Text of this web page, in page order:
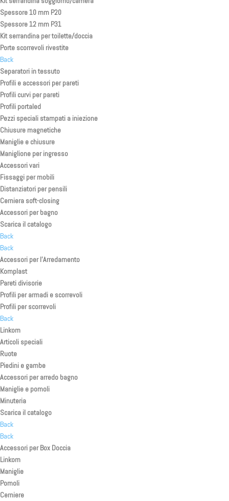
Spessore 10 mm P20
Spessore 12 mm P31
Kit serrandina per toilette/doccia
Porte scorrevoli rivestite
Back
Separatori in tessuto
Profili e accessori per pareti
Profili curvi per pareti
Profili portaled
Pezzi speciali stampati a iniezione
Chiusure magnetiche
Maniglie e chiusure
Maniglione per ingresso
Accessori vari
Fissaggi per mobili
Distanziatori per pensili
Cerniera soft-closing
Accessori per bagno
Scarica il catalogo
Back
Back
Accessori per l’Arredamento
Komplast
Pareti divisorie
Profili per armadi e scorrevoli
Profili per scorrevoli
Back
Linkom
Articoli speciali
Ruote
Piedini e gambe
Accessori per arredo bagno
Maniglie e pomoli
Minuteria
Scarica il catalogo
Back
Back
Accessori per Box Doccia
Linkom
Maniglie
Pomoli
Cerniere